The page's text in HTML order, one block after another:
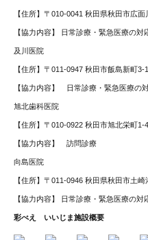
【住所】〒010-0041 秋田県秋田市広面
【協力内容】 日常診療・緊急医療の
及川医院
【住所】〒011-0947 秋田市飯島新町3-
【協力内容】 日常診療・緊急医療の
旭北歯科医院
【住所】〒010-0922 秋田市旭北栄町1-4
【協力内容】 訪問診療
向島医院
【住所】〒011-0946 秋田県秋田市土
【協力内容】 日常診療・緊急医療の
彩べえ いいじま施設概要